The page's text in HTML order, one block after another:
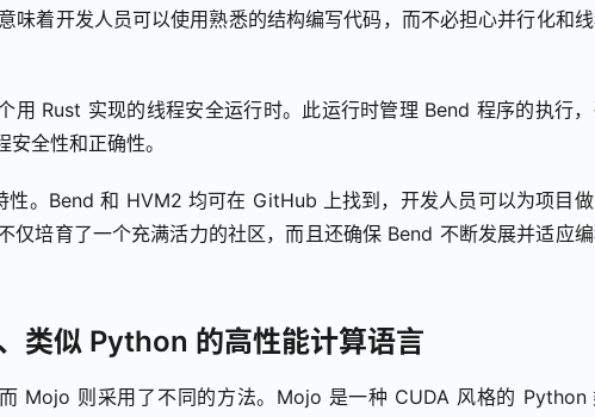
味着开发人员可以使用熟悉的结构编写代码，而不必担心并行化和
用 Rust 实现的线程安全运行时。此运行时管理 Bend 程序的执行
全性和正确性。
性。Bend 和 HVM2 均可在 GitHub 上找到，开发人员可以为项目
仅培育了一个充满活力的社区，而且还确保 Bend 不断发展并适应
类似 Python 的高性能计算语言
Mojo 则采用了不同的方法。Mojo 是一种 CUDA 风格的 Python